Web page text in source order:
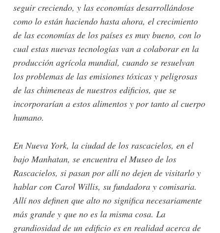
seguir creciendo, y las economías desarrollándose
como lo están haciendo hasta ahora, el crecimiento
de las economías de los países es muy bueno, con lo
cual estas nuevas tecnologías van a colaborar en la
producción agrícola mundial, cuando se resuelvan
los problemas de las emisiones tóxicas y peligrosas
de las chimeneas de nuestros edificios, que se
incorporarían a estos alimentos y por tanto al cuerpo
humano.
En Nueva York, la ciudad de los rascacielos, en el
bajo Manhatan, se encuentra el Museo de los
Rascacielos, si pasan por allí no dejen de visitarlo y
hablar con Carol Willis, su fundadora y comisaria.
Allí nos definen que alto no significa necesariamente
más grande y que no es la misma cosa. La
grandiosidad de un edificio es en realidad acerca de